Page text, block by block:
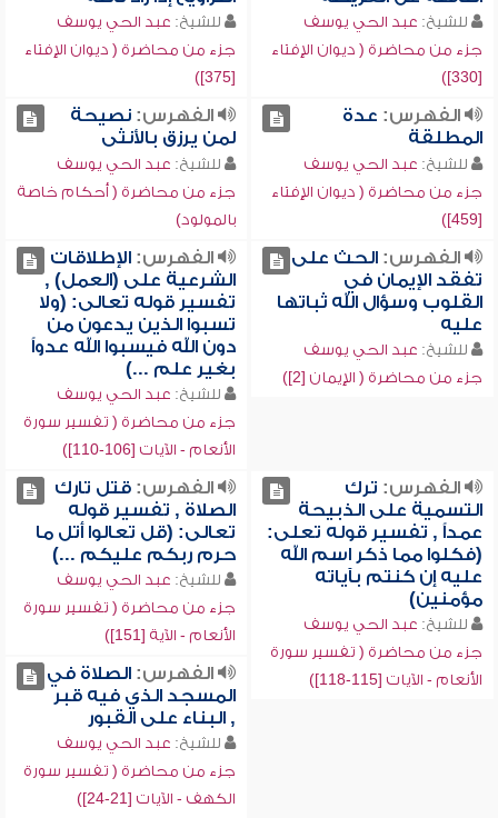
للشيخ: عبد الحي يوسف
جزء من محاضرة ( ديوان الإفتاء
[330])
للشيخ: عبد الحي يوسف
جزء من محاضرة ( ديوان الإفتاء
[375])
الفهرس: عدة
المطلقة
للشيخ: عبد الحي يوسف
جزء من محاضرة ( ديوان الإفتاء
[459])
الفهرس:نصيحة
لمن يرزق بالأنثى
للشيخ: عبد الحي يوسف
جزء من محاضرة ( أحكام خاصة
بالمولود)
الفهرس:الحث على
تفقد الإيمان في
القلوب وسؤال الله ثباتها
عليه
للشيخ: عبد الحي يوسف
جزء من محاضرة ( الإيمان [2])
الفهرس:الإطلاقات
الشرعية على (العمل) ,
تفسير قوله تعالى: (ولا
تسبوا الذين يدعون من
دون الله فيسبوا الله عدواً
بغير علم ...)
للشيخ: عبد الحي يوسف
جزء من محاضرة ( تفسير سورة
الأنعام - الآيات [106-110])
الفهرس: ترك
التسمية على الذبيحة
عمداً , تفسير قوله تعلى:
(فكلوا مما ذكر اسم الله
عليه إن كنتم بآياته
مؤمنين)
للشيخ: عبد الحي يوسف
جزء من محاضرة ( تفسير سورة
الأنعام - الآيات [115-118])
الفهرس:قتل تارك
الصلاة , تفسير قوله
تعالى: (قل تعالوا أتل ما
حرم ربكم عليكم ...)
للشيخ: عبد الحي يوسف
جزء من محاضرة ( تفسير سورة
الأنعام - الآية [151])
الفهرس:الصلاة في
المسجد الذي فيه قبر
, البناء على القبور
للشيخ: عبد الحي يوسف
جزء من محاضرة ( تفسير سورة
الكهف - الآيات [21-24])